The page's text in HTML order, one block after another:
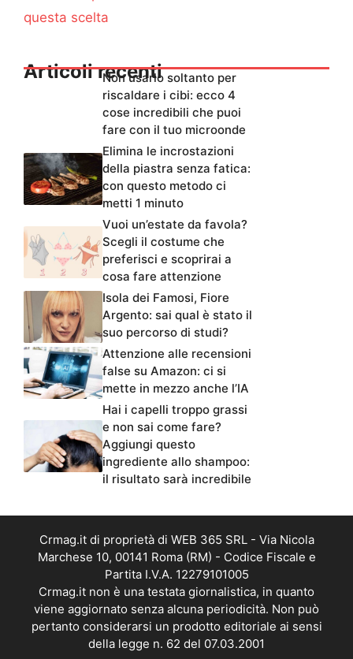
questa scelta
Articoli recentiNon usarlo soltanto per
riscaldare i cibi: ecco 4
cose incredibili che puoi
fare con il tuo microonde
Elimina le incrostazioni
della piastra senza fatica:
con questo metodo ci
metti 1 minuto
Vuoi un’estate da favola?
Scegli il costume che
preferisci e scoprirai a
cosa fare attenzione
Isola dei Famosi, Fiore
Argento: sai qual è stato il
suo percorso di studi?
Attenzione alle recensioni
false su Amazon: ci si
mette in mezzo anche l’IA
Hai i capelli troppo grassi
e non sai come fare?
Aggiungi questo
ingrediente allo shampoo:
il risultato sarà incredibile
Crmag.it di proprietà di WEB 365 SRL - Via Nicola
Marchese 10, 00141 Roma (RM) - Codice Fiscale e
Partita I.V.A. 12279101005
Crmag.it non è una testata giornalistica, in quanto
viene aggiornato senza alcuna periodicità. Non può
pertanto considerarsi un prodotto editoriale ai sensi
della legge n. 62 del 07.03.2001